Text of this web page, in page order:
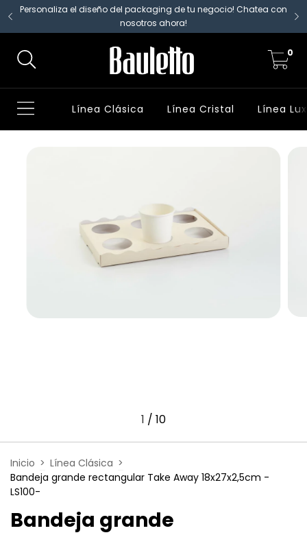
Personaliza el diseño del packaging de tu negocio! Chatea con
nosotros ahora!
0
Línea Clásica Línea Cristal Línea
1 / 10
Inicio > Línea Clásica >
Bandeja grande rectangular Take Away 18x27x2,5cm -
LS100-
Bandeja grande